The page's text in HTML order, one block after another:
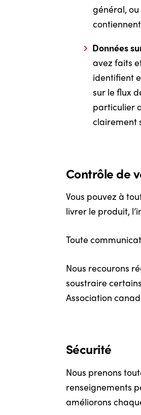
général,
Données
avez faits
identifient
sur le flux
particulier
clairement
Contrôle de
Vous pouvez à
livrer le produit,
Toute
Nous recourons
soustraire
Association
Sécurité
Nous prenons
renseignements
améliorons